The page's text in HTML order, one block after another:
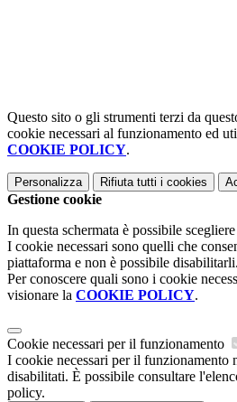
Questo sito o gli strumenti terzi da
cookie necessari al funzionamento ed
COOKIE POLICY.
Personalizza Rifiuta tutti i cookies
Gestione cookie
In questa schermata è possibile
I cookie necessari sono quelli che
piattaforma e non è possibile disabilitarli.
Per conoscere quali sono i cookie
visionare la COOKIE POLICY.
Cookie necessari per il funzionamento
I cookie necessari per il funzionamento
disabilitati. È possibile consultare
policy.